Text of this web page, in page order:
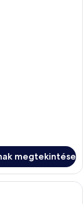
megtekintése
szoba,